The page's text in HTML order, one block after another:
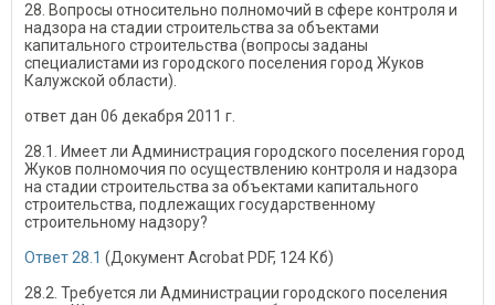
28. Вопросы относительно полномочий в сфере контроля и
надзора на стадии строительства за объектами
капитального строительства (вопросы заданы
специалистами из городского поселения город Жуков
Калужской области).
ответ дан 06 декабря 2011 г.
28.1. Имеет ли Администрация городского поселения город
Жуков полномочия по осуществлению контроля и надзора
на стадии строительства за объектами капитального
строительства, подлежащих государственному
строительному надзору?
Ответ 28.1 (Документ Acrobat PDF, 124 Кб)
28.2. Требуется ли Администрации городского поселения